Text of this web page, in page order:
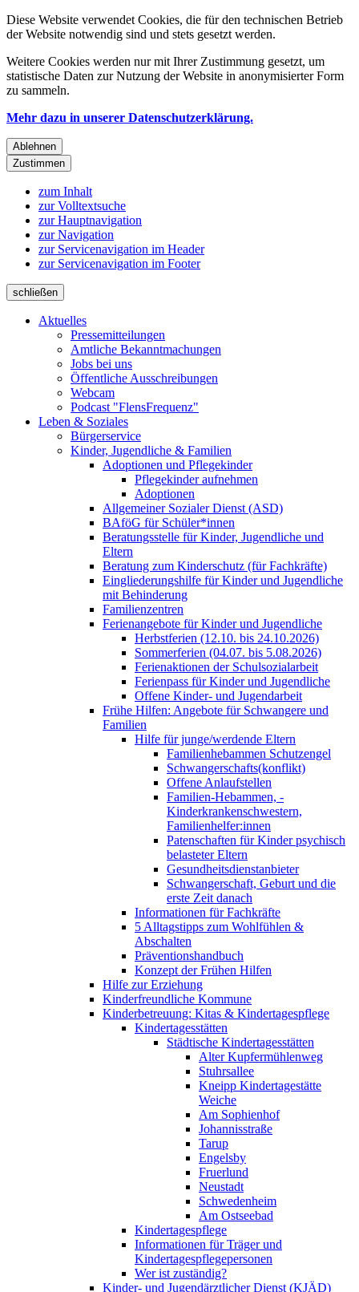
Diese Website verwendet Cookies, die für den technischen Betrieb
der Website notwendig sind und stets gesetzt werden.
Weitere Cookies werden nur mit Ihrer Zustimmung gesetzt, um
statistische Daten zur Nutzung der Website in anonymisierter Form
zu sammeln.
Mehr dazu in unserer Datenschutzerklärung.
Ablehnen
Zustimmen
zum Inhalt
zur Volltextsuche
zur Hauptnavigation
zur Navigation
zur Servicenavigation im Header
zur Servicenavigation im Footer
schließen
Aktuelles
Pressemitteilungen
Amtliche Bekanntmachungen
Jobs bei uns
Öffentliche Ausschreibungen
Webcam
Podcast "FlensFrequenz"
Leben & Soziales
Bürgerservice
Kinder, Jugendliche & Familien
Adoptionen und Pflegekinder
Pflegekinder aufnehmen
Adoptionen
Allgemeiner Sozialer Dienst (ASD)
BAföG für Schüler*innen
Beratungsstelle für Kinder, Jugendliche und
Eltern
Beratung zum Kinderschutz (für Fachkräfte)
Eingliederungshilfe für Kinder und Jugendliche
mit Behinderung
Familienzentren
Ferienangebote für Kinder und Jugendliche
Herbstferien (12.10. bis 24.10.2026)
Sommerferien (04.07. bis 5.08.2026)
Ferienaktionen der Schulsozialarbeit
Ferienpass für Kinder und Jugendliche
Offene Kinder- und Jugendarbeit
Frühe Hilfen: Angebote für Schwangere und
Familien
Hilfe für junge/werdende Eltern
Familienhebammen Schutzengel
Schwangerschafts(konflikt)
Offene Anlaufstellen
Familien-Hebammen, -
Kinderkrankenschwestern,
Familienhelfer:innen
Patenschaften für Kinder psychisch
belasteter Eltern
Gesundheitsdienstanbieter
Schwangerschaft, Geburt und die
erste Zeit danach
Informationen für Fachkräfte
5 Alltagstipps zum Wohlfühlen &
Abschalten
Präventionshandbuch
Konzept der Frühen Hilfen
Hilfe zur Erziehung
Kinderfreundliche Kommune
Kinderbetreuung: Kitas & Kindertagespflege
Kindertagesstätten
Städtische Kindertagesstätten
Alter Kupfermühlenweg
Stuhrsallee
Kneipp Kindertagestätte
Weiche
Am Sophienhof
Johannisstraße
Tarup
Engelsby
Fruerlund
Neustadt
Schwedenheim
Am Ostseebad
Kindertagespflege
Informationen für Träger und
Kindertagespflegepersonen
Wer ist zuständig?
Kinder- und Jugendärztlicher Dienst (KJÄD)